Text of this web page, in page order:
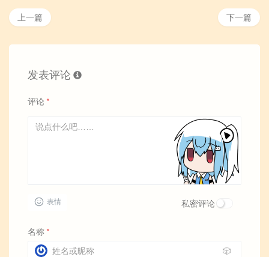
下一篇
上一篇
发表评论
评论 *
表情 私密评论
名称 *
🎲